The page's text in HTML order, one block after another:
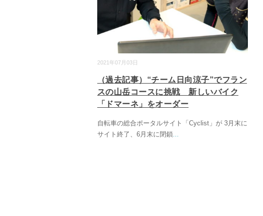
2021年07月03日
（過去記事）“チーム日向涼子”でフラン
スの山岳コースに挑戦 新しいバイク
「ドマーネ」をオーダー
自転車の総合ポータルサイト「Cyclist」が 3月末に
サイト終了、6月末に閉鎖